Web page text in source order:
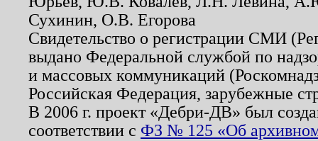
Сухинин, О.В. Егорова
Свидетельство о регистрации СМИ
выдано Федеральной службой по
и массовых коммуникаций
Российская Федерация, зарубежные
В 2006 г. проект «Дебри-ДВ» был
соответствии с ФЗ № 125 «Об